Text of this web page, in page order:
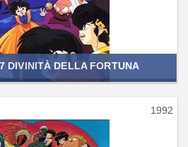
DIVINITÀ DELLA FORTUNA
1992